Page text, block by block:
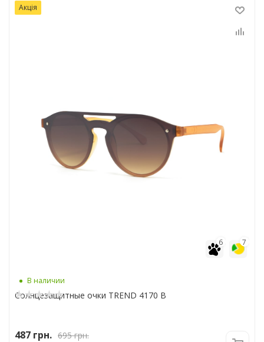
Акція
7
6
В наличии
Солнцезащитные очки TREND 4170 B
487 грн. 695грн.